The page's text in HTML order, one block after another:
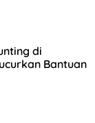
di
Bantuan